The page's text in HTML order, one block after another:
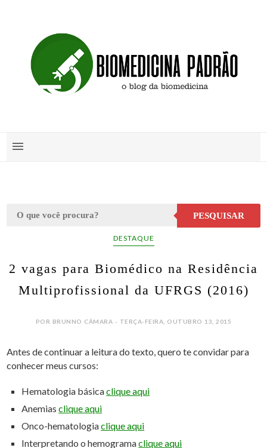
PESQUISAR
DESTAQUE
2 vagas para Biomédico na Residência
Multiprofissional da UFRGS (2016)
POR BRUNNO CÂMARA - TERÇA-FEIRA, OUTUBRO 13, 2015
Antes de continuar a leitura do texto, quero te convidar para
conhecer meus cursos:
Hematologia básicaclique aqui
Anemiasclique aqui
Onco-hematologiaclique aqui
Interpretando o hemogramaclique aqui